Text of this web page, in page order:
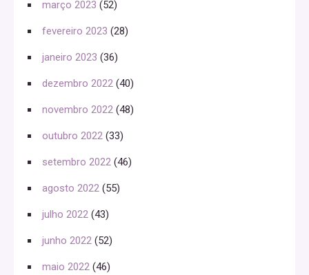
março 2023 (52)
fevereiro 2023 (28)
janeiro 2023 (36)
dezembro 2022 (40)
novembro 2022 (48)
outubro 2022 (33)
setembro 2022 (46)
agosto 2022 (55)
julho 2022 (43)
junho 2022 (52)
maio 2022 (46)